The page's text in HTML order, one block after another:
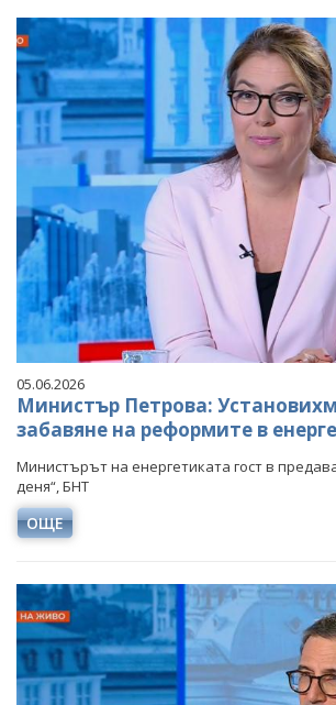
05.06.2026
Министър Петрова:
забавяне на реформите в
Министърът на енергетиката гост в
деня“, БНТ
ОЩЕ